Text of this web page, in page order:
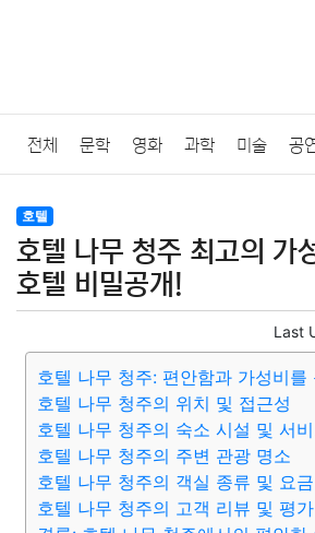
전체 문학 영화 과학 미술 공
법률
질병 가요 방송 일상 주식 암
미용
요리 상품리뷰 원예 금융 게임
대출 자동차 취미 여행 맛집 IT
종교 사회 정치 건강 의료 의학
호텔
호텔 나무 청주 최고의 가
호텔 비밀공개!
Last
호텔 나무 청주: 편안함과 가성비를
호텔 나무 청주의 위치 및 접근성
호텔 나무 청주의 숙소 시설 및 서
호텔 나무 청주의 주변 관광 명소
호텔 나무 청주의 객실 종류 및 요금
호텔 나무 청주의 고객 리뷰 및 평가